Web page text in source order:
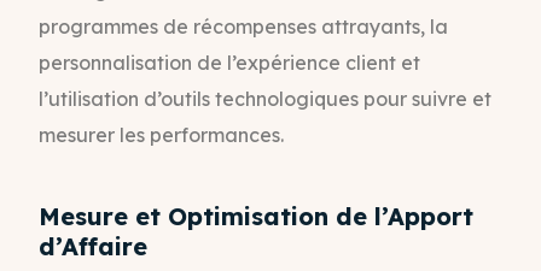
programmes de récompenses attrayants, la
personnalisation de l’expérience client et
l’utilisation d’outils technologiques pour suivre et
mesurer les performances.
Mesure et Optimisation de l’Apport
d’Affaire